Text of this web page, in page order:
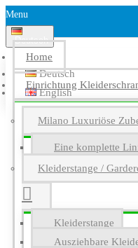
Menu
Deutsch
Deutsch
English
Home
Einrichtung
Milano Luxuriöse
Eine komplette
Kleiderstange /
Kleiderstange
Ausziehbare